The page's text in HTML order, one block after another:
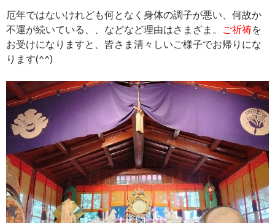
厄年ではないけれども何となく身体の調子が悪い、何故か
不運が続いている、、などなど理由はさまざま。
ご祈祷を
お受けになりますと、皆さま清々しいご様子でお帰りにな
ります(^^)